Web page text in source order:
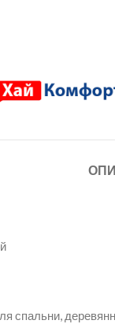
спальни,